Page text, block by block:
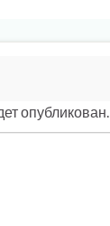
опубликован.